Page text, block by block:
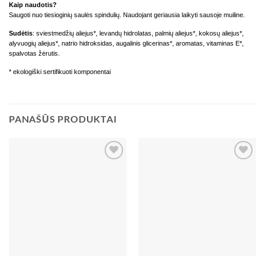
Kaip naudotis?
Saugoti nuo tiesioginių saulės spindulių. Naudojant geriausia laikyti sausoje muiline.
Sudėtis: sviestmedžių aliejus*, levandų hidrolatas, palmių aliejus*, kokosų aliejus*,
alyvuogių aliejus*, natrio hidroksidas, augalinis glicerinas*, aromatas, vitaminas E*,
spalvotas žėrutis.
* ekologiški sertifikuoti komponentai
PANAŠŪS PRODUKTAI